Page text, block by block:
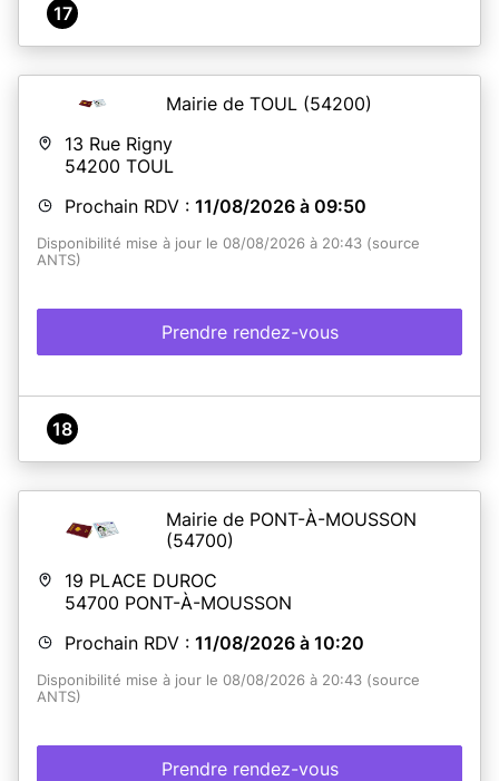
17
Mairie de TOUL (54200)
13 Rue Rigny
54200 TOUL
Prochain RDV : 11/08/2026 à 09:50
Disponibilité mise à jour le 08/08/2026 à 20:43 (source
ANTS)
Prendre rendez-vous
18
Mairie de PONT-À-MOUSSON
(54700)
19 PLACE DUROC
54700 PONT-À-MOUSSON
Prochain RDV : 11/08/2026 à 10:20
Disponibilité mise à jour le 08/08/2026 à 20:43 (source
ANTS)
Prendre rendez-vous